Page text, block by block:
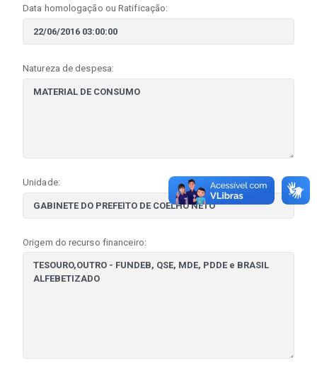
Data homologação ou Ratificação:
Natureza de despesa:
Unidade:
Origem do recurso financeiro: